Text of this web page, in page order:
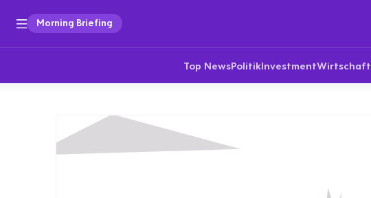
Morning Briefing
Top NewsPolitikInvestmentWirtschaft